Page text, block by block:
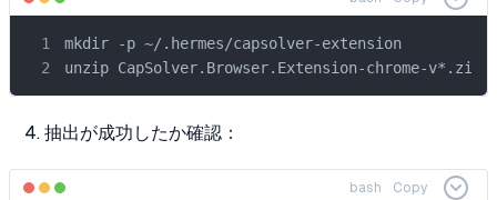
mkdir -p ~/.hermes/capsolver-extension
unzip CapSolver.Browser.Extension-chrome-
抽出が成功したか確認：
bash Copy